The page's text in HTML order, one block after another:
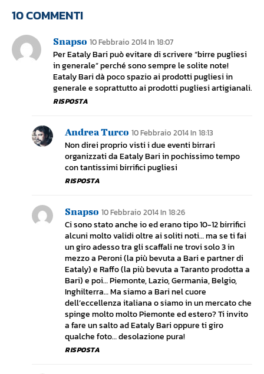
10 COMMENTI
Snapso 10 Febbraio 2014 In 18:07
Per Eataly Bari può evitare di scrivere “birre pugliesi
in generale” perché sono sempre le solite note!
Eataly Bari dà poco spazio ai prodotti pugliesi in
generale e soprattutto ai prodotti pugliesi artigianali.
RISPOSTA
Andrea Turco 10 Febbraio 2014 In 18:13
Non direi proprio visti i due eventi birrari
organizzati da Eataly Bari in pochissimo tempo
con tantissimi birrifici pugliesi
RISPOSTA
Snapso 10 Febbraio 2014 In 18:26
Ci sono stato anche io ed erano tipo 10-12 birrifici
alcuni molto validi oltre ai soliti noti… ma se ti fai
un giro adesso tra gli scaffali ne trovi solo 3 in
mezzo a Peroni (la più bevuta a Bari e partner di
Eataly) e Raffo (la più bevuta a Taranto prodotta a
Bari) e poi… Piemonte, Lazio, Germania, Belgio,
Inghilterra… Ma siamo a Bari nel cuore
dell’eccellenza italiana o siamo in un mercato che
spinge molto molto Piemonte ed estero? Ti invito
a fare un salto ad Eataly Bari oppure ti giro
qualche foto… desolazione pura!
RISPOSTA